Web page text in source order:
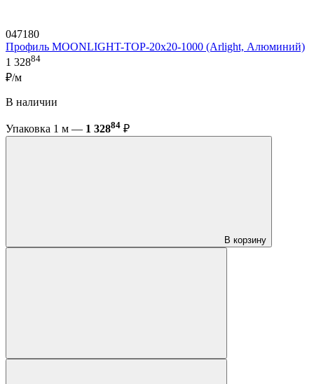
047180
Профиль MOONLIGHT-TOP-20x20-1000 (Arlight, Алюминий)
1 32884
₽/м
В наличии
Упаковка 1 м — 1 32884 ₽
В корзину